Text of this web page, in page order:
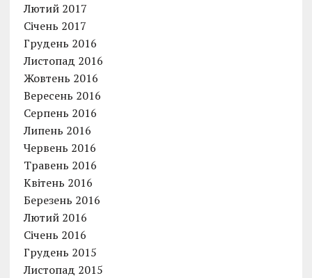
Лютий 2017
Січень 2017
Грудень 2016
Листопад 2016
Жовтень 2016
Вересень 2016
Серпень 2016
Липень 2016
Червень 2016
Травень 2016
Квітень 2016
Березень 2016
Лютий 2016
Січень 2016
Грудень 2015
Листопад 2015